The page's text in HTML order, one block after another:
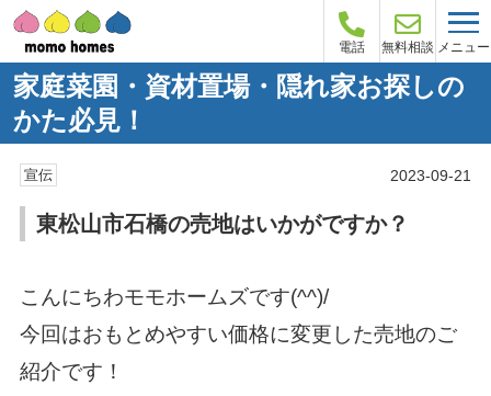
電話 無料相談 メニュー
家庭菜園・資材置場・隠れ家お探しの
かた必見！
宣伝 2023-09-21
東松山市石橋の売地はいかがですか？
こんにちわモモホームズです(^^)/
今回はおもとめやすい価格に変更した売地のご
紹介です！